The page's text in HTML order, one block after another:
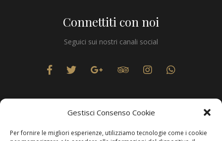
Gestisci Consenso Cookie
Per fornire le migliori esperienze, utilizziamo tecnologie come i cookie
Connettiti con noi
Seguici sui nostri canali social